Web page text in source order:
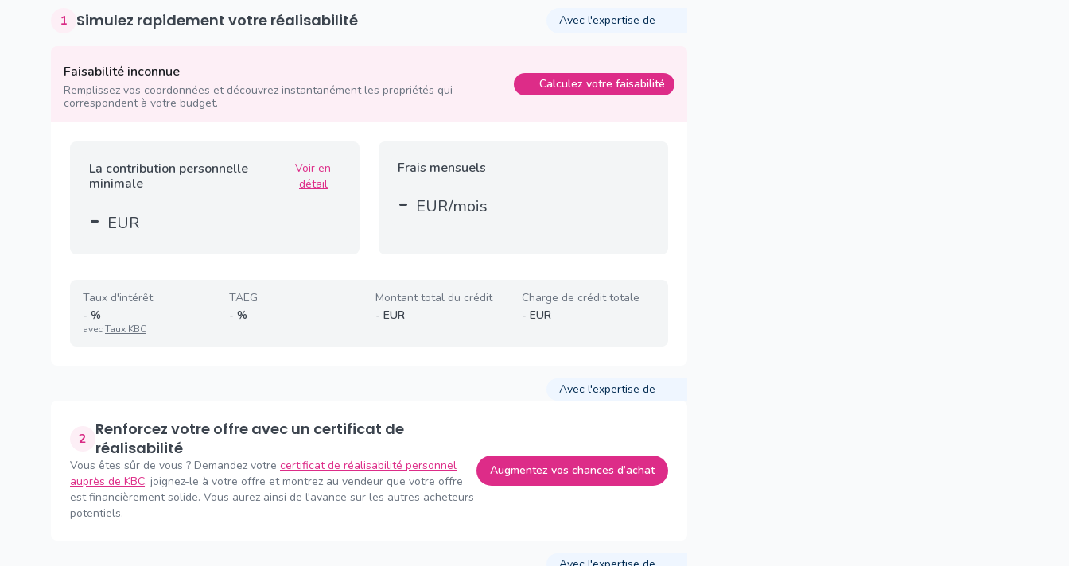
1 Simulez rapidement votre réalisabilité Avec l'expertise de
Faisabilité inconnue
Remplissez vos coordonnées et découvrez instantanément les propriétés qui
correspondent à votre budget.
Calculez votre faisabilité
La contribution personnelle
minimale
Voir en
détail
- EUR
Frais mensuels
- EUR/mois
Taux d'intérêt
- %
avecTaux KBC
TAEG
- %
Montant total du crédit
- EUR
Charge de crédit totale
- EUR
Avec l'expertise de
2 Renforcez votre offre avec un certificat de
réalisabilité
Vous êtes sûr de vous ? Demandez votre certificat de réalisabilité personnel
auprès de KBC, joignez-le à votre offre et montrez au vendeur que votre offre
est financièrement solide. Vous aurez ainsi de l'avance sur les autres acheteurs
potentiels.
Augmentez vos chances d’achat